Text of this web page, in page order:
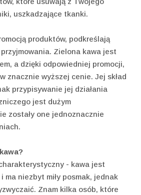
uszkadzające tkanki.
produktów, podkreślają
Zielona kawa jest
a dzięki odpowiedniej promocji,
znacznie wyższej cenie. Jej skład
przypisywanie jej działania
jest dużym
zostały one jednoznacznie
- kawa jest
ma niezbyt miły posmak, jednak
Znam kilka osób, które